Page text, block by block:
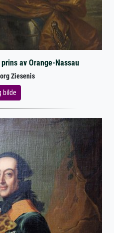
av Orange-Nassau
Ziesenis
bilde